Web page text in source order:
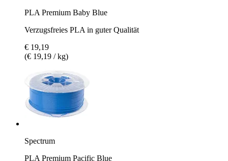
PLA Premium Baby Blue
Verzugsfreies PLA in guter Qualität
€ 19,19
(€ 19,19 / kg)
Spectrum
PLA Premium Pacific Blue